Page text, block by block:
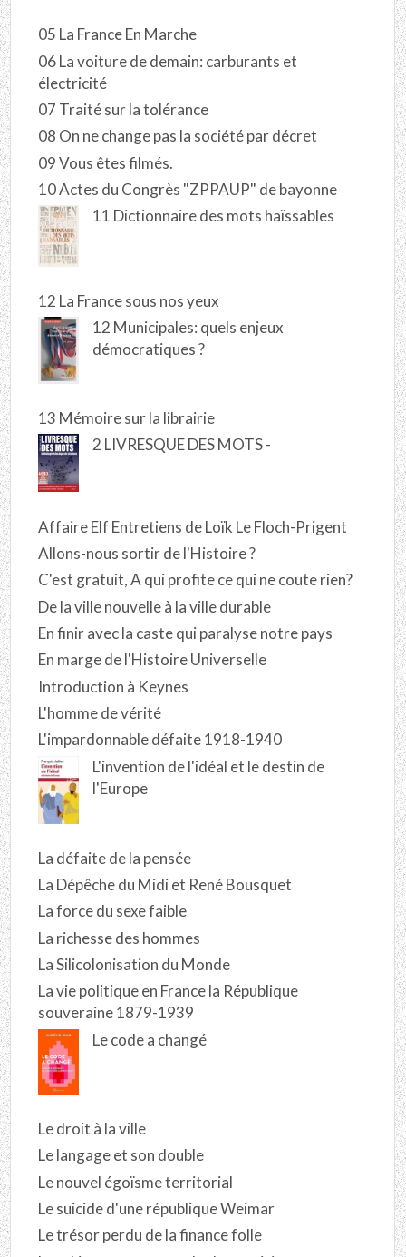
05 La France En Marche
06 La voiture de demain: carburants et
électricité
07 Traité sur la tolérance
08 On ne change pas la société par décret
09 Vous êtes filmés.
10 Actes du Congrès "ZPPAUP" de bayonne
11 Dictionnaire des mots haïssables
12 La France sous nos yeux
12 Municipales: quels enjeux
démocratiques ?
13 Mémoire sur la librairie
2 LIVRESQUE DES MOTS -
Affaire Elf Entretiens de Loïk Le Floch-Prigent
Allons-nous sortir de l'Histoire ?
C'est gratuit, A qui profite ce qui ne coute rien?
De la ville nouvelle à la ville durable
En finir avec la caste qui paralyse notre pays
En marge de l'Histoire Universelle
Introduction à Keynes
L'homme de vérité
L'impardonnable défaite 1918-1940
L'invention de l'idéal et le destin de
l'Europe
La défaite de la pensée
La Dépêche du Midi et René Bousquet
La force du sexe faible
La richesse des hommes
La Silicolonisation du Monde
La vie politique en France la République
souveraine 1879-1939
Le code a changé
Le droit à la ville
Le langage et son double
Le nouvel égoïsme territorial
Le suicide d'une république Weimar
Le trésor perdu de la finance folle